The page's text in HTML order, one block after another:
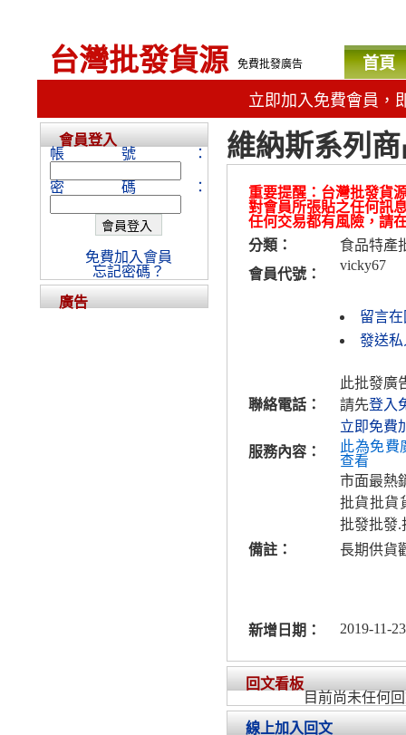
台灣批發貨源 免費批發廣告 首頁
立即加入免費會員，
維納斯系列
重要提醒：台灣批發貨
對會員所張貼之任何訊
任何交易都有風險，請
分類：
食品特產
會員代號：
vicky67
留言
發送私
聯絡電話：
此批發廣
請先登入
立即免費
服務內容：
此為免費
查看
市面最熱
批貨批貨
批發批發.
備註：
長期供貨
新增日期： 2019-11-
回文看板
目前尚未任何
線上加入回文
會員登入
帳號：
密碼：
免費加入會員
忘記密碼？
廣告